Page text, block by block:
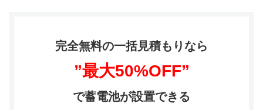
完全無料の一括見積もりなら
”最大50%OFF”
で蓄電池が設置できる